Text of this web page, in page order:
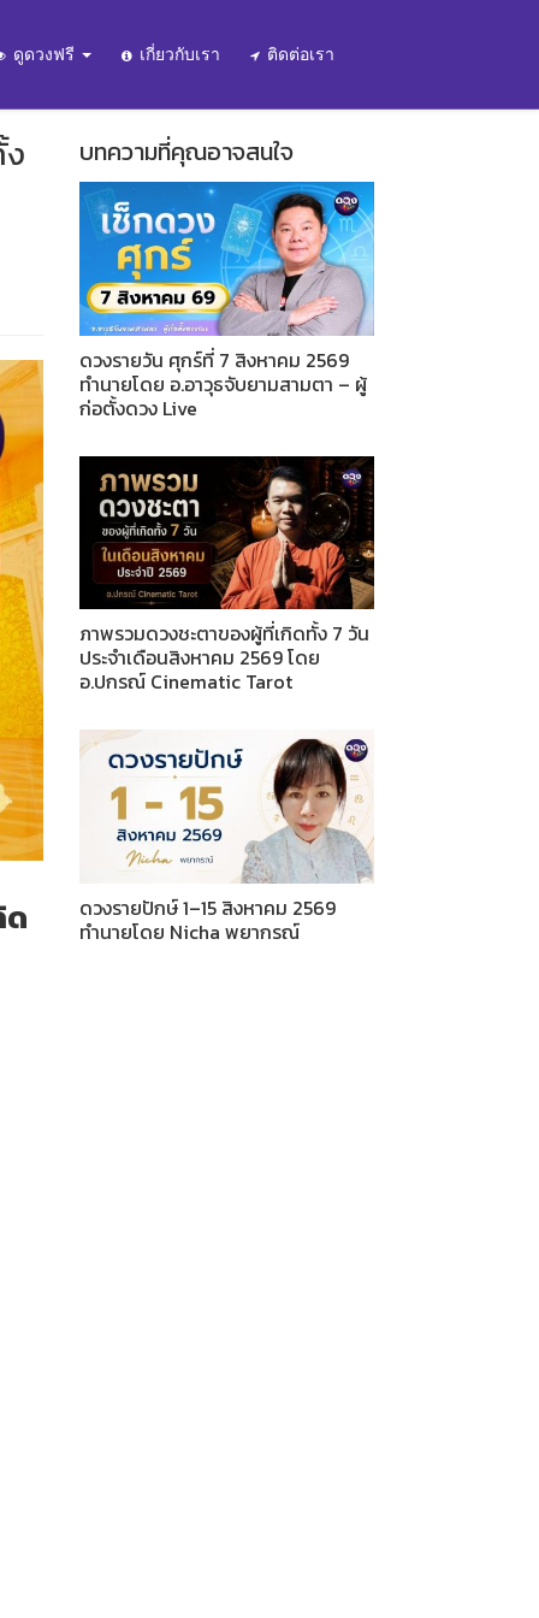
ดูดวงฟรี เกี่ยวกับเรา ติดต่อเรา
ด
บทความที่คุณอาจสนใจ
ดวงรายวัน ศุกร์ที่ 7 สิงหาคม 2569
ทำนายโดย อ.อาวุธจับยามสามตา – ผู้
ก่อตั้งดวง Live
ภาพรวมดวงชะตาของผู้ที่เกิดทั้ง 7 วัน
ประจำเดือนสิงหาคม 2569 โดย
อ.ปกรณ์ Cinematic Tarot
ดวงรายปักษ์ 1–15 สิงหาคม 2569
ทำนายโดย Nicha พยากรณ์